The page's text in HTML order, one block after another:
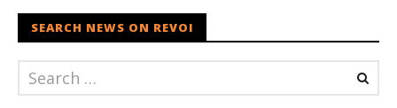
SEARCH NEWS ON REVOI